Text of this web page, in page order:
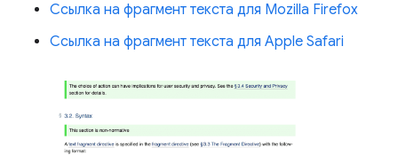
Ссылка на фрагмент текста для Mozilla Firefox
Ссылка на фрагмент текста для Apple Safari